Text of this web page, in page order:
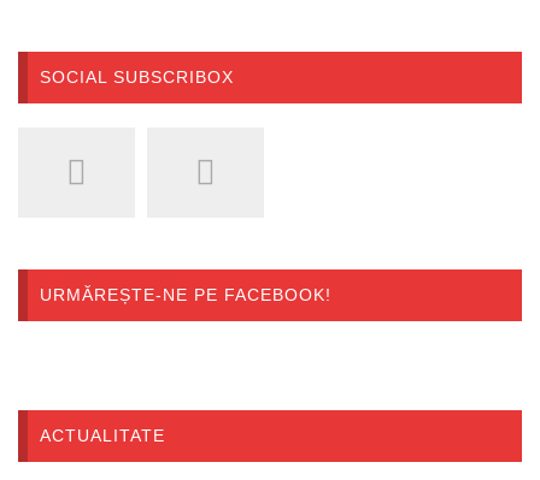
SOCIAL SUBSCRIBOX
URMĂREȘTE-NE PE FACEBOOK!
ACTUALITATE